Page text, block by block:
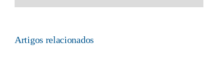
Artigos relacionados